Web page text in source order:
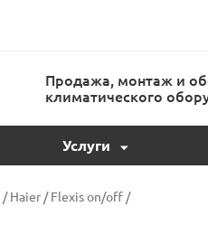
Продажа, монтаж и
климатического
Услуги
/Haier /Flexis on/off /